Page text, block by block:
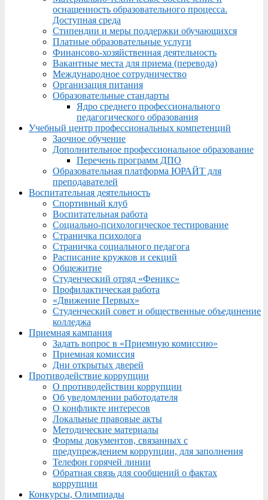
оснащенность образовательного процесса.
Доступная среда
Стипендии и меры поддержки обучающихся
Платные образовательные услуги
Финансово-хозяйственная деятельность
Вакантные места для приема (перевода)
Международное сотрудничество
Организация питания
Образовательные стандарты
Ядро среднего профессионального
педагогического образования
Учебный центр профессиональных компетенций
Заочное обучение
Дополнительное профессиональное образование
Перечень программ ДПО
Образовательная платформа ЮРАЙТ для
преподавателей
Воспитательная деятельность
Спортивный клуб
Воспитательная работа
Социально-психологическое тестирование
Страничка психолога
Страничка социального педагога
Расписание кружков и секций
Общежитие
Студенческий отряд «Феникс»
Профилактическая работа
«Движение Первых»
Студенческий совет и общественные объединение
колледжа
Приемная кампания
Задать вопрос в «Приемную комиссию»
Приемная комиссия
Дни открытых дверей
Противодействие коррупции
О противодействии коррупции
Об уведомлении работодателя
О конфликте интересов
Локальные правовые акты
Методические материалы
Формы документов, связанных с
предупреждением коррупции, для заполнения
Телефон горячей линии
Обратная связь для сообщений о фактах
коррупции
Конкурсы, Олимпиады